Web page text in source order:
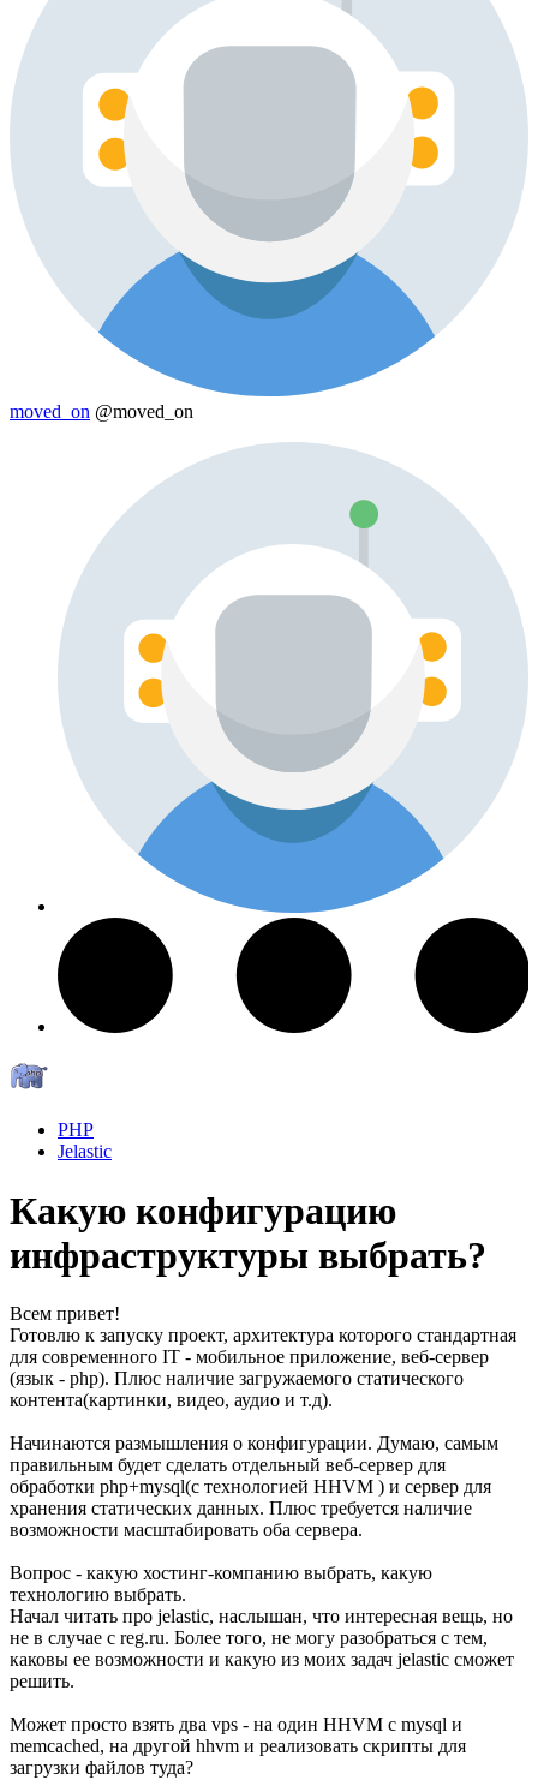
moved_on @moved_on
PHP
Jelastic
Какую конфигурацию
инфраструктуры выбрать?
Всем привет!
Готовлю к запуску проект, архитектура которого стандартная
для современного IT - мобильное приложение, веб-сервер
(язык - php). Плюс наличие загружаемого статического
контента(картинки, видео, аудио и т.д).
Начинаются размышления о конфигурации. Думаю, самым
правильным будет сделать отдельный веб-сервер для
обработки php+mysql(с технологией HHVM ) и сервер для
хранения статических данных. Плюс требуется наличие
возможности масштабировать оба сервера.
Вопрос - какую хостинг-компанию выбрать, какую
технологию выбрать.
Начал читать про jelastic, наслышан, что интересная вещь, но
не в случае с reg.ru. Более того, не могу разобраться с тем,
каковы ее возможности и какую из моих задач jelastic сможет
решить.
Может просто взять два vps - на один HHVM с mysql и
memcached, на другой hhvm и реализовать скрипты для
загрузки файлов туда?